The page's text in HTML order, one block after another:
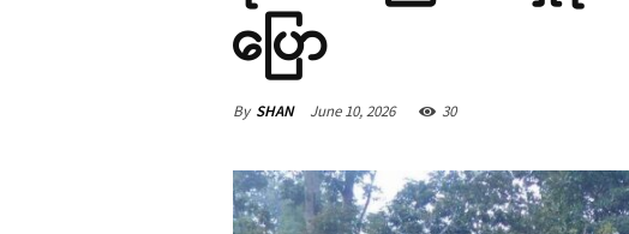
ပြော
By SHAN June 10, 2026 30